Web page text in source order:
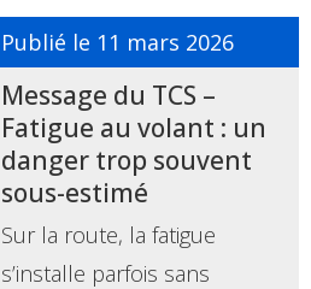
Publié le 11 mars 2026
Message du TCS –
Fatigue au volant : un
danger trop souvent
sous-estimé
Sur la route, la fatigue
s’installe parfois sans